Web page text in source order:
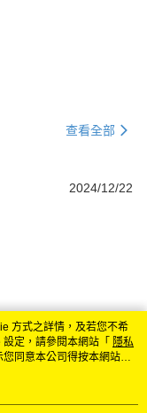
查看全部
2024/12/22
方式之詳情，及若您不希
定，請參閱本網站「 隱私
同意本公司得按本網站使